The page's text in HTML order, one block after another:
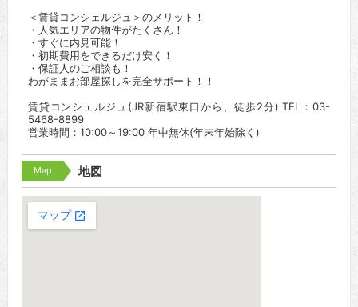
＜賃貸コンシェルジュ＞のメリット！
・人気エリアの物件がたくさん！
・すぐに内見可能！
・初期費用をできるだけ安く！
・保証人のご相談も！
わがままお部屋探しを完全サポート！！
賃貸コンシェルジュ(JR新宿駅東口から、徒歩2分) TEL：03-
5468-8899
営業時間：10:00～19:00 年中無休(年末年始除く)
Map 地図